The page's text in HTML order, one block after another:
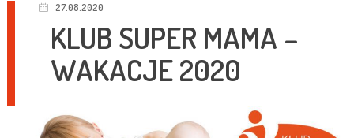
27.08.2020
KLUB SUPER MAMA –
WAKACJE 2020